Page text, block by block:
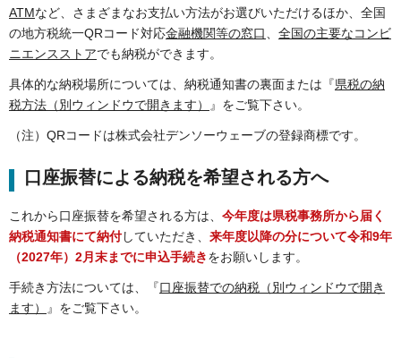
ATMなど、さまざまなお支払い方法がお選びいただけるほか、全国
の地方税統一QRコード対応金融機関等の窓口
全国の主要なコンビ
ニエンスストアでも納税ができます。
具体的な納税場所については、納税通知書の裏面または『県税の納
税方法（別ウィンドウで開きます）
』をご覧下さい。
（注）QRコードは株式会社デンソーウェーブの登録商標です。
口座振替による納税を希望される方へ
これから口座振替を希望される方は、 今年度は県税事務所から届く
納税通知書にて納付していただき、 来年度以降の分について令和9年
（2027年）2月末までに申込手続きをお願いします。
手続き方法については、『口座振替での納税（別ウィンドウで開き
ます） 』をご覧下さい。